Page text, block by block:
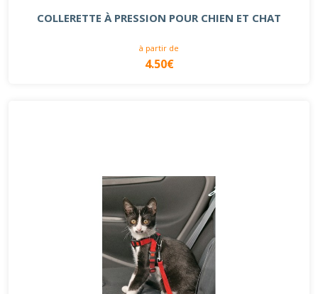
COLLERETTE À PRESSION POUR CHIEN ET CHAT
à partir de
4.50€